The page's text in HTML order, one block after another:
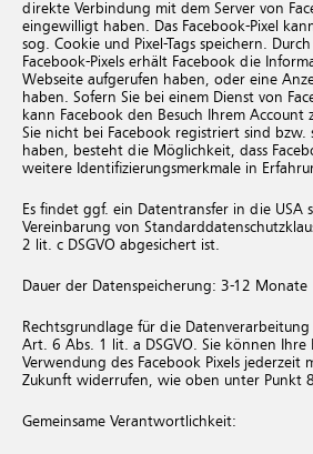
direkte Verbindung mit dem Server von
eingewilligt haben. Das Facebook-Pixel
sog. Cookie und Pixel-Tags speichern.
Facebook-Pixels erhält Facebook die
Webseite aufgerufen haben, oder eine
haben. Sofern Sie bei einem Dienst von
kann Facebook den Besuch Ihrem Account
Sie nicht bei Facebook registriert sind
haben, besteht die Möglichkeit, dass
weitere Identifizierungsmerkmale in
Es findet ggf. ein Datentransfer in die USA
Vereinbarung von
2 lit. c DSGVO abgesichert ist.
Dauer der Datenspeicherung: 3-12 Monate
Rechtsgrundlage für die
Art. 6 Abs. 1 lit. a DSGVO. Sie können Ihre
Verwendung des Facebook Pixels jederzeit
Zukunft widerrufen, wie oben unter Punkt
Gemeinsame Verantwortlichkeit: